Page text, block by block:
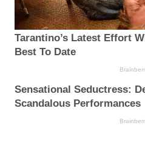
Tarantino’s Latest Effort
Best To Date
Sensational Seductress:
Scandalous Performances